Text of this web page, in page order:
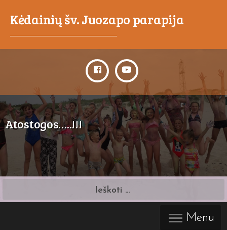
Kėdainių šv. Juozapo parapija
Atostogos…..!!!
Menu